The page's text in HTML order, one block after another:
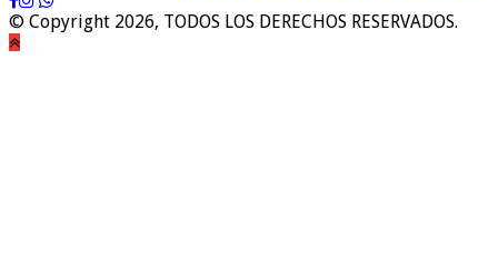
© Copyright 2026, TODOS LOS DERECHOS RESERVADOS.